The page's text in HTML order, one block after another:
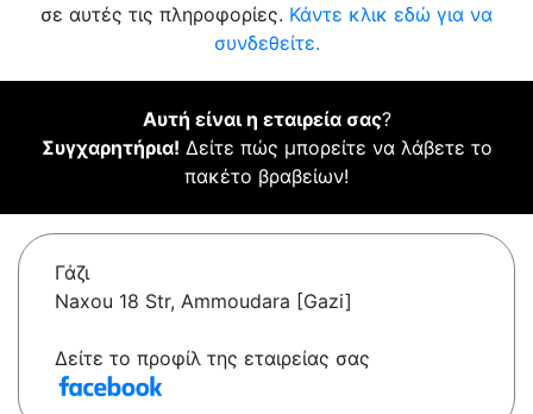
σε αυτές τις πληροφορίες. Κάντε κλικ εδώ για να
συνδεθείτε.
Αυτή είναι η εταιρεία σας?
Συγχαρητήρια! Δείτε πώς μπορείτε να λάβετε το
πακέτο βραβείων!
Γάζι
Naxou 18 Str, Ammoudara [Gazi]
Δείτε το προφίλ της εταιρείας σας